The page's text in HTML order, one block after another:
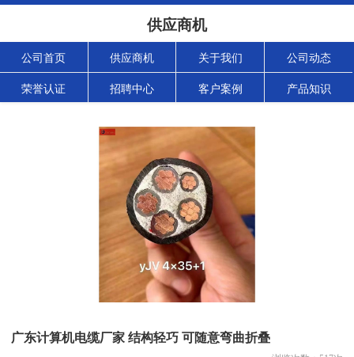
供应商机
公司首页 供应商机 关于我们 公司动态
荣誉认证 招聘中心 客户案例 产品知识
广东计算机电缆厂家 结构轻巧 可随意弯曲折叠